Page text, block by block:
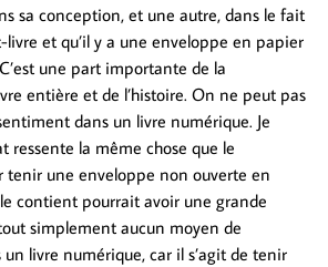
sa conception, et une autre, dans le fait
livre et qu’il y a une enveloppe en papier
une part importante de la
entière et de l’histoire. On ne peut pas
dans un livre numérique. Je
ressente la même chose que le
tenir une enveloppe non ouverte en
contient pourrait avoir une grande
simplement aucun moyen de
livre numérique, car il s’agit de tenir